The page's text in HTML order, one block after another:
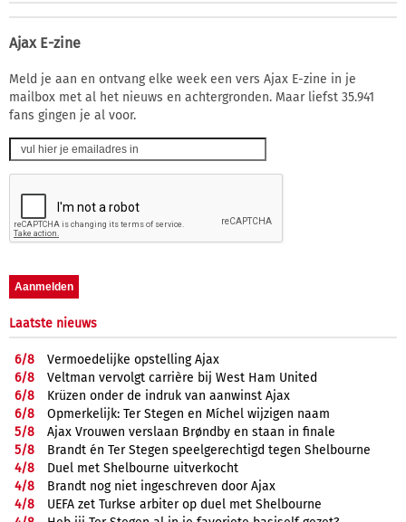
Ajax E-zine
Meld je aan en ontvang elke week een vers Ajax E-zine in je
mailbox met al het nieuws en achtergronden. Maar liefst 35.941
fans gingen je al voor.
Laatste nieuws
6/8
Vermoedelijke opstelling Ajax
6/8
Veltman vervolgt carrière bij West Ham United
6/8
Krüzen onder de indruk van aanwinst Ajax
6/8
Opmerkelijk: Ter Stegen en Míchel wijzigen naam
5/8
Ajax Vrouwen verslaan Brøndby en staan in finale
5/8
Brandt én Ter Stegen speelgerechtigd tegen Shelbourne
4/8
Duel met Shelbourne uitverkocht
4/8
Brandt nog niet ingeschreven door Ajax
4/8
UEFA zet Turkse arbiter op duel met Shelbourne